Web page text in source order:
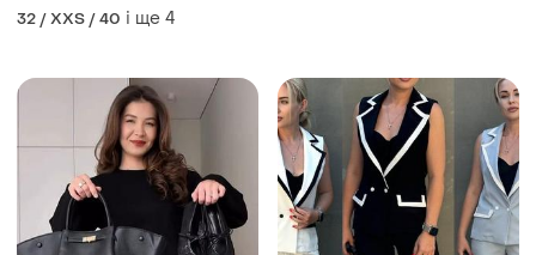
32 / XXS / 40 і ще 4